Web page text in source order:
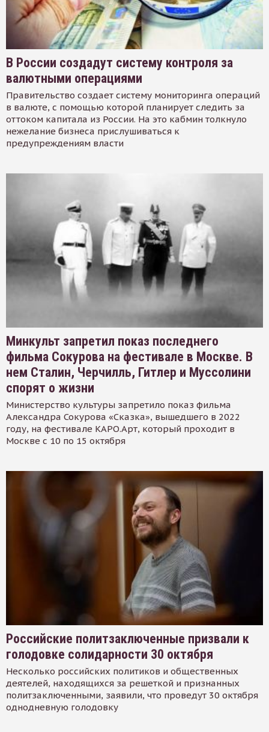
В России создадут систему контроля за
валютными операциями
Правительство создает систему мониторинга операций
в валюте, с помощью которой планирует следить за
оттоком капитала из России. На это кабмин толкнуло
нежелание бизнеса прислушиваться к
предупреждениям власти
Минкульт запретил показ последнего
фильма Сокурова на фестивале в Москве. В
нем Сталин, Черчилль, Гитлер и Муссолини
спорят о жизни
Министерство культуры запретило показ фильма
Александра Сокурова «Сказка», вышедшего в 2022
году, на фестивале КАРО.Арт, который проходит в
Москве с 10 по 15 октября
Российские политзаключенные призвали к
голодовке солидарности 30 октября
Несколько российских политиков и общественных
деятелей, находящихся за решеткой и признанных
политзаключенными, заявили, что проведут 30 октября
однодневную голодовку